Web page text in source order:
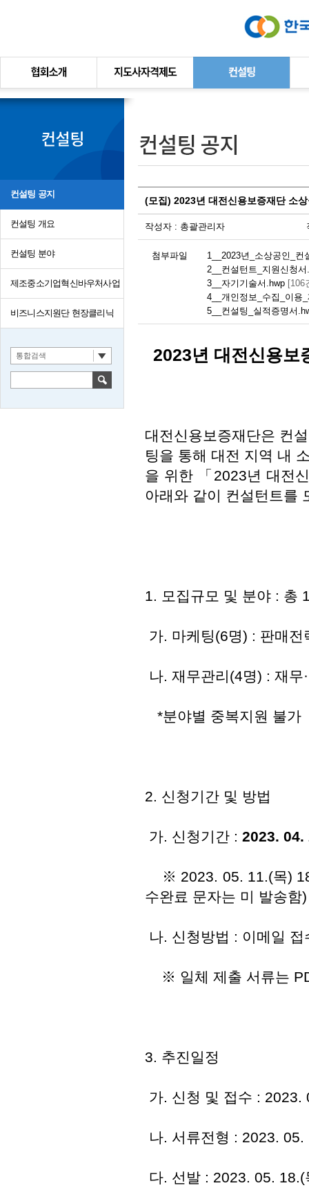
컨설팅 공지
컨설팅 개요
컨설팅 분야
제조중소기업혁신바우처사업
비즈니스지원단 현장클리닉
통합검색
(모집) 2023년 대전신용보증재단 소
작성자 : 총괄관리자
첨부파일
1__2023년_소상공인_컨
2__컨설턴트_지원신청서
3__자기기술서.hwp [106
4__개인정보_수집_이용
5__컨설팅_실적증명서
2023년 대전신용보
대전신용보증재단은 컨
팅을 통해 대전 지역 내
을 위한 「2023년 대전
아래와 같이 컨설턴트를
1. 모집규모 및 분야 : 총
가. 마케팅(6명) : 판매
나. 재무관리(4명) : 재무
*분야별 중복지원 불가
2. 신청기간 및 방법
가. 신청기간 : 2023. 04.
※ 2023. 05. 11.(목)
수완료 문자는 미 발송함)
나. 신청방법 : 이메일
※ 일체 제출 서류는
3. 추진일정
가. 신청 및 접수 :
나. 서류전형 : 2023. 05.
다. 선발 : 2023. 05.